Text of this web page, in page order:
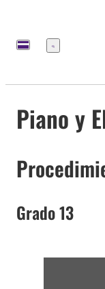
Menú
Piano y
Grado 13